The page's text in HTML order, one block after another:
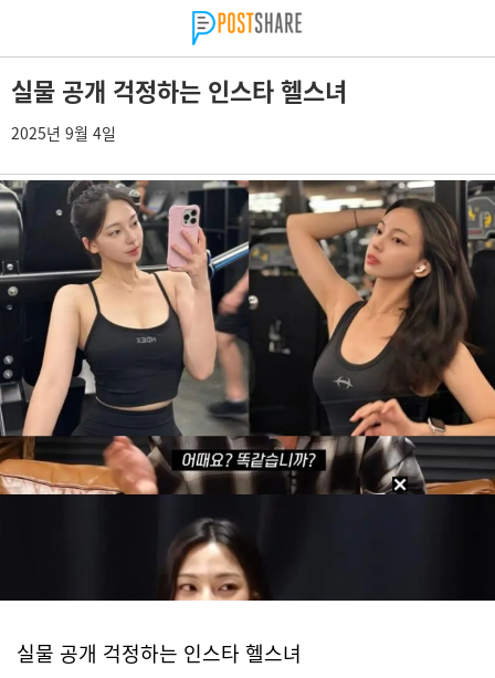
실물 공개 걱정하는 인스타 헬스녀
2025년 9월 4일
실물 공개 걱정하는 인스타 헬스녀